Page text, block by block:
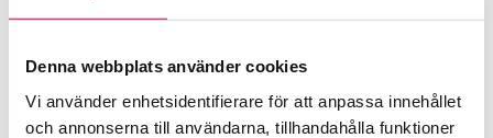
Denna webbplats använder cookies
Vi använder enhetsidentifierare för att anpassa innehållet
och annonserna till användarna, tillhandahålla funktioner
Remisser
Samverkan med myndigheter och organisationer